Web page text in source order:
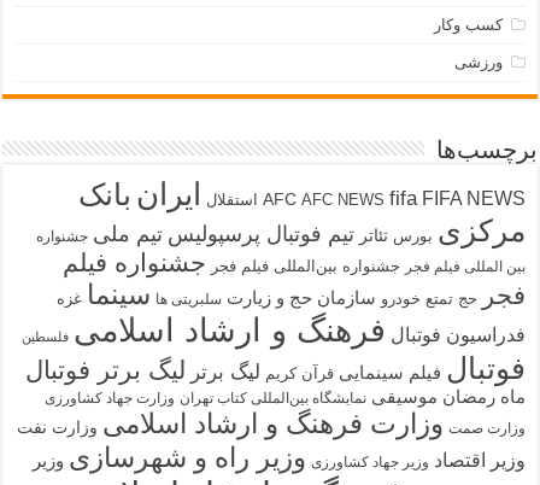
کسب وکار
ورزشی
برچسب‌ها
AFC AFC NEWS fifa FIFA NEWS استقلال ایران بانک
مرکزی بورس تئاتر تیم فوتبال پرسپولیس تیم ملی جشنواره
بین المللی فیلم فجر جشنواره بین‌المللی فیلم فجر جشنواره فیلم
فجر
حج تمتع خودرو سازمان حج و زیارت سلبریتی ها سینما غزه
فدراسیون فوتبال فرهنگ و ارشاد اسلامی فلسطین
فوتبال فیلم سینمایی قرآن کریم لیگ برتر لیگ برتر فوتبال
ماه رمضان موسیقی نمایشگاه بین‌المللی کتاب تهران وزارت جهاد کشاورزی
وزارت صمت وزارت فرهنگ و ارشاد اسلامی وزارت نفت
وزیر اقتصاد وزیر جهاد کشاورزی وزیر راه و شهرسازی وزیر